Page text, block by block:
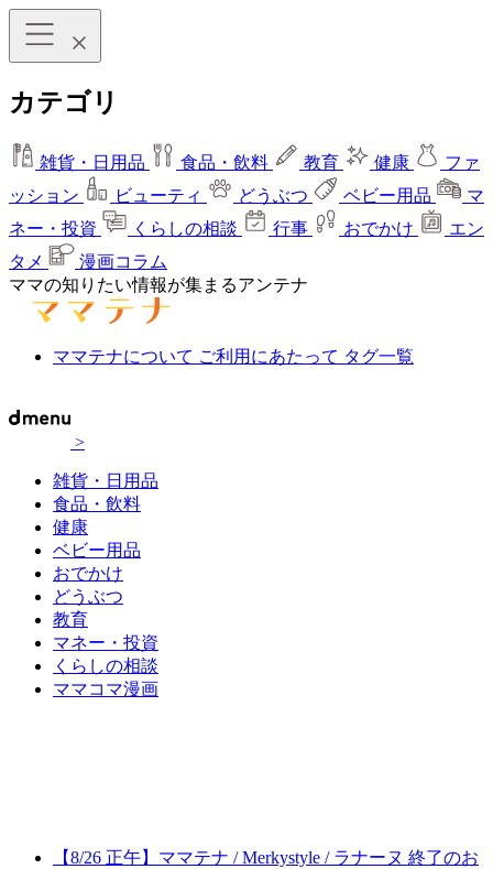
カテゴリ
雑貨・日用品 食品・飲料 教育 健康
ファ
ッション
ビューティ どうぶつ ベビー用品
マ
ネー・投資
くらしの相談 行事 おでかけ
エン
タメ
漫画コラム
ママの知りたい情報が集まるアンテナ
ママテナについて ご利用にあたって タグ一覧
>
雑貨・日用品
食品・飲料
健康
ベビー用品
おでかけ
どうぶつ
教育
マネー・投資
くらしの相談
ママコマ漫画
【8/26 正午】ママテナ / Merkystyle / ラナーヌ 終了のお